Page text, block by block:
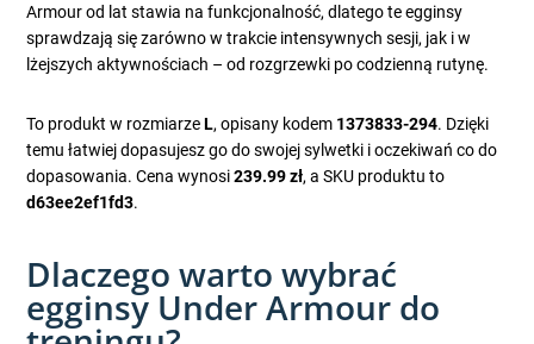
Armour od lat stawia na funkcjonalność, dlatego te egginsy
sprawdzają się zarówno w trakcie intensywnych sesji, jak i w
lżejszych aktywnościach – od rozgrzewki po codzienną rutynę.
To produkt w rozmiarzeL, opisany kodem 1373833-294. Dzięki
temu łatwiej dopasujesz go do swojej sylwetki i oczekiwań co do
dopasowania. Cena wynosi239.99 zł, a SKU produktu to
d63ee2ef1fd3.
Dlaczego warto wybrać
egginsy Under Armour do